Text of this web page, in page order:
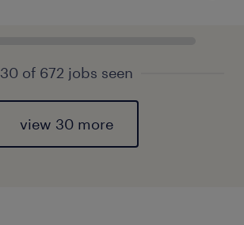
30 of 672 jobs seen
view 30 more